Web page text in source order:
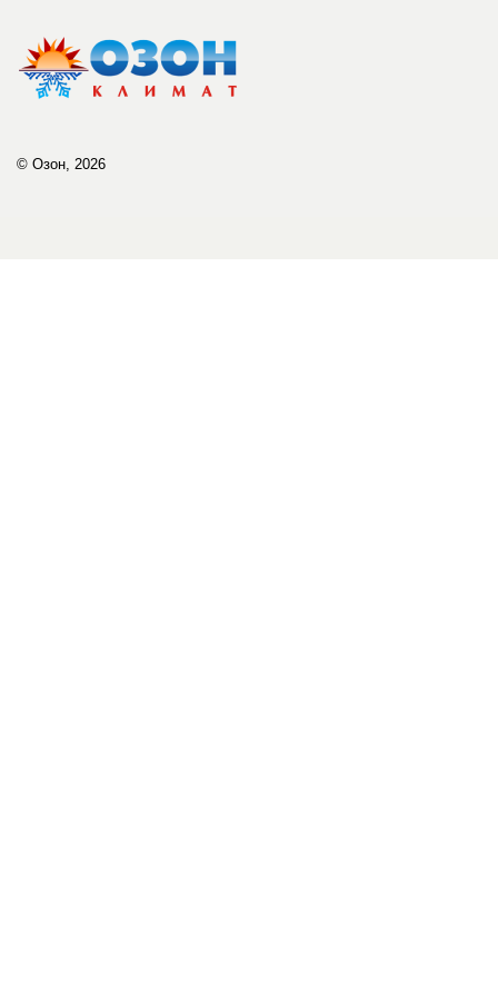
© Озон, 2026